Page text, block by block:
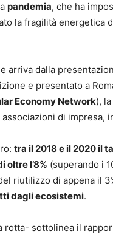
pandemia, che ha
la fragilità energetica
arriva dalla
e presentato a
Economy Network),
di impresa,
tra il 2018 e il 2020 il
oltre l’8% (superando i
riutilizzo di appena il
dagli ecosistemi.
rotta- sottolinea il